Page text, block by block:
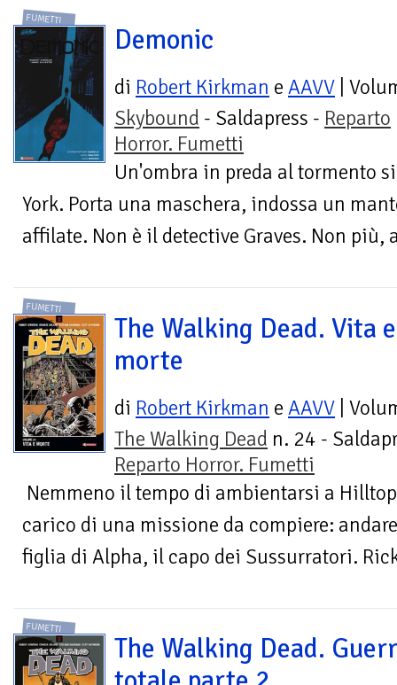
FUMETTI
Demonic
di Robert Kirkman e AAVV |
Skybound - Saldapress - Reparto
Horror. Fumetti
Un'ombra in preda al tormento
York. Porta una maschera, indossa un
affilate. Non è il detective Graves. Non più,
FUMETTI
The Walking Dead. Vita e
morte
di Robert Kirkman e AAVV |
The Walking Dead n. 24 -
Reparto Horror. Fumetti
Nemmeno il tempo di ambientarsi a
carico di una missione da compiere:
figlia di Alpha, il capo dei Sussurratori.
FUMETTI
The Walking Dead.